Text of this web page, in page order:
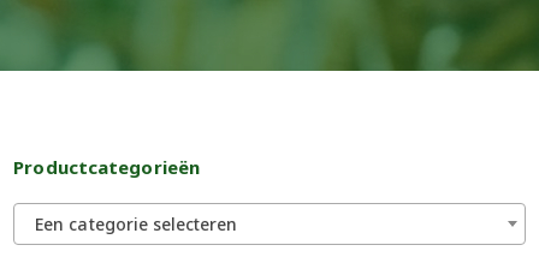
Productcategorieën
Een categorie selecteren